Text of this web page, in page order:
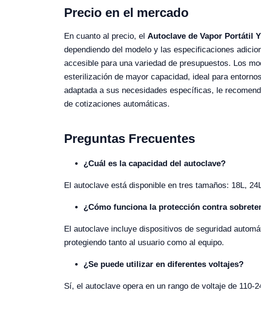
Precio en el mercado
En cuanto al precio, el Autoclave de Vapor Portátil
dependiendo del modelo y las especificaciones
accesible para una variedad de presupuestos. Los
esterilización de mayor capacidad, ideal para
adaptada a sus necesidades específicas, le
de cotizaciones automáticas.
Preguntas Frecuentes
¿Cuál es la capacidad del autoclave?
El autoclave está disponible en tres tamaños: 18L,
¿Cómo funciona la protección contra
El autoclave incluye dispositivos de seguridad
protegiendo tanto al usuario como al equipo.
¿Se puede utilizar en diferentes voltajes?
Sí, el autoclave opera en un rango de voltaje de